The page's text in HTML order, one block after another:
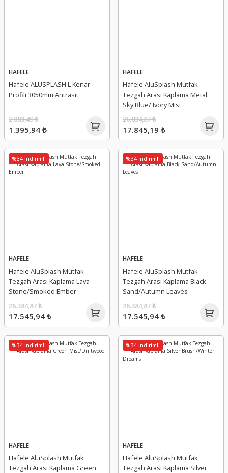
HAFELE
Hafele ALUSPLASH L Kenar
Profili 3050mm Antrasit
1.395,94 ₺
2.083,49 ₺
HAFELE
Hafele AluSplash Mutfak
Tezgah Arası Kaplama Metal.
Sky Blue/ Ivory Mist
17.845,19 ₺
26.834,87 ₺
%34 İndirimli
HAFELE
Hafele AluSplash Mutfak
Tezgah Arası Kaplama Lava
Stone/Smoked Ember
17.545,94 ₺
26.384,87 ₺
%34 İndirimli
HAFELE
Hafele AluSplash Mutfak
Tezgah Arası Kaplama Black
Sand/Autumn Leaves
17.545,94 ₺
26.384,87 ₺
%34 İndirimli
HAFELE
Hafele AluSplash Mutfak
Tezgah Arası Kaplama Green
%34 İndirimli
HAFELE
Hafele AluSplash Mutfak
Tezgah Arası Kaplama Silver